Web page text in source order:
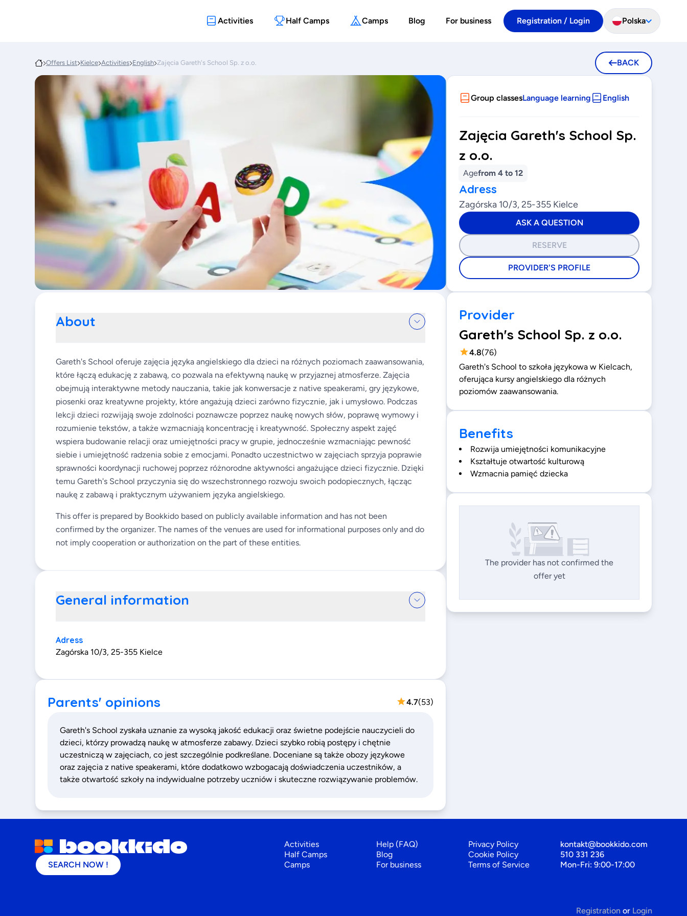
Activities Half Camps Camps Blog For business Registration / Login Polska
Offers List Kielce Activities English Zajęcia Gareth's School Sp. z o.o. BACK
Group classesLanguage learning English
Zajęcia Gareth's School Sp.
z o.o.
Agefrom 4 to 12
Adress
Zagórska 10/3, 25-355 Kielce
ASK A QUESTION
RESERVE
PROVIDER'S PROFILE
About
Gareth's School oferuje zajęcia języka angielskiego dla dzieci na różnych poziomach zaawansowania,
które łączą edukację z zabawą, co pozwala na efektywną naukę w przyjaznej atmosferze. Zajęcia
obejmują interaktywne metody nauczania, takie jak konwersacje z native speakerami, gry językowe,
piosenki oraz kreatywne projekty, które angażują dzieci zarówno fizycznie, jak i umysłowo. Podczas
lekcji dzieci rozwijają swoje zdolności poznawcze poprzez naukę nowych słów, poprawę wymowy i
rozumienie tekstów, a także wzmacniają koncentrację i kreatywność. Społeczny aspekt zajęć
wspiera budowanie relacji oraz umiejętności pracy w grupie, jednocześnie wzmacniając pewność
siebie i umiejętność radzenia sobie z emocjami. Ponadto uczestnictwo w zajęciach sprzyja poprawie
sprawności koordynacji ruchowej poprzez różnorodne aktywności angażujące dzieci fizycznie. Dzięki
temu Gareth's School przyczynia się do wszechstronnego rozwoju swoich podopiecznych, łącząc
naukę z zabawą i praktycznym używaniem języka angielskiego.
This offer is prepared by Bookkido based on publicly available information and has not been
confirmed by the organizer. The names of the venues are used for informational purposes only and do
not imply cooperation or authorization on the part of these entities.
General information
Adress
Zagórska 10/3, 25-355 Kielce
Parents' opinions 4.7(53)
Gareth's School zyskała uznanie za wysoką jakość edukacji oraz świetne podejście nauczycieli do
dzieci, którzy prowadzą naukę w atmosferze zabawy. Dzieci szybko robią postępy i chętnie
uczestniczą w zajęciach, co jest szczególnie podkreślane. Doceniane są także obozy językowe
oraz zajęcia z native speakerami, które dodatkowo wzbogacają doświadczenia uczestników, a
także otwartość szkoły na indywidualne potrzeby uczniów i skuteczne rozwiązywanie problemów.
Provider
Gareth's School Sp. z o.o.
4.8(76)
Gareth's School to szkoła językowa w Kielcach,
oferująca kursy angielskiego dla różnych
poziomów zaawansowania.
Benefits
Rozwija umiejętności komunikacyjne
Kształtuje otwartość kulturową
Wzmacnia pamięć dziecka
The provider has not confirmed the
offer yet
SEARCH NOW !
Activities
Half Camps
Camps
Help (FAQ)
Blog
For business
Privacy Policy
Cookie Policy
Terms of Service
kontakt@bookkido.com
510 331 236
Mon-Fri: 9:00-17:00
Registration or Login